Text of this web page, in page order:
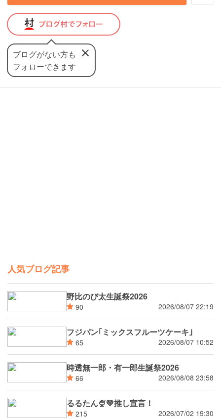
ブログがない方も
フォローできます
人気ブログ記事
野比のび太生誕祭2026
90 2026/08/07 22:19
フジパン｢ミックスフルーツケーキ｣
65 2026/08/07 10:52
時透無一郎・有一郎生誕祭2026
66 2026/08/08 23:58
るるたん🍨‪💚推し宣言！
215 2026/07/02 19:30